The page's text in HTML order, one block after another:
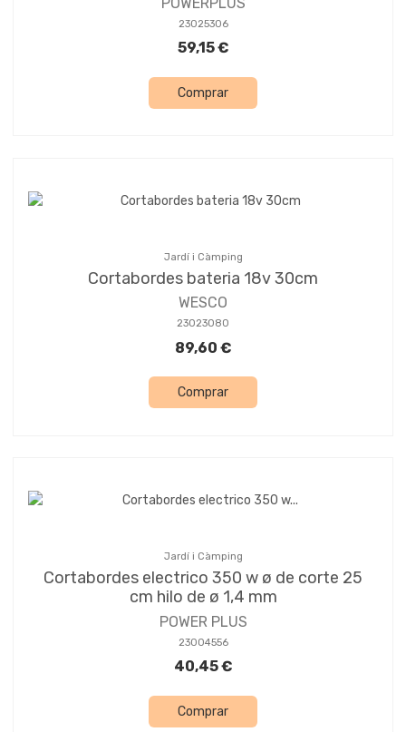
23025306
59,15 €
Comprar
Jardí i Càmping
Cortabordes bateria 18v 30cm
WESCO
23023080
89,60 €
Comprar
Jardí i Càmping
Cortabordes electrico 350 w ø de corte 25
cm hilo de ø 1,4 mm
POWER PLUS
23004556
40,45 €
Comprar